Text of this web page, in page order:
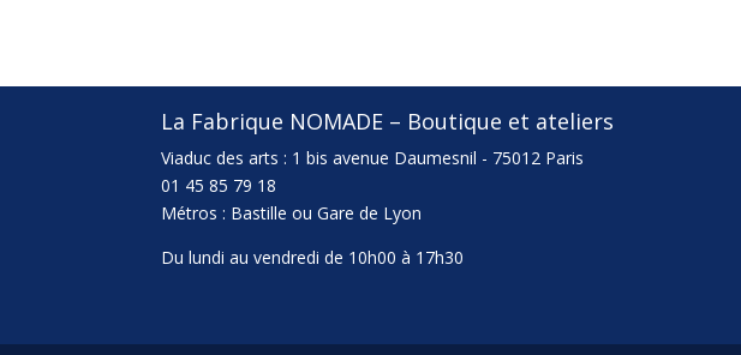
La Fabrique NOMADE – Boutique et ateliers
Viaduc des arts : 1 bis avenue Daumesnil - 75012 Paris
01 45 85 79 18
Métros : Bastille ou Gare de Lyon
Du lundi au vendredi de 10h00 à 17h30